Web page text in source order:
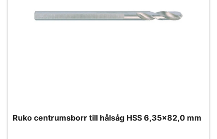
Ruko centrumsborr till hålsåg HSS 6,35x82,0 mm